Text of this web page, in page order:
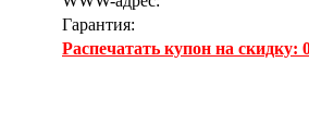
Гарантия:
Распечатать купон на скидку: